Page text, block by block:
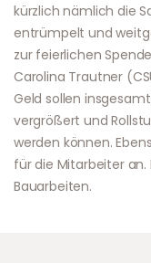
kürzlich nämlich die
entrümpelt und
zur feierlichen
Carolina Trautner
Geld sollen
vergrößert und
werden können.
für die Mitarbeiter an.
Bauarbeiten.